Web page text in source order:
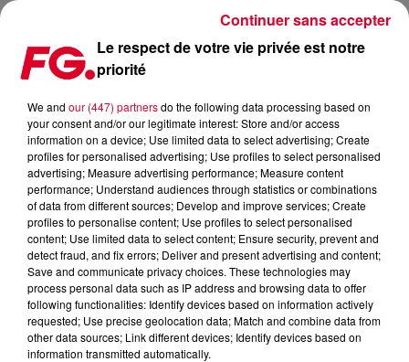
ENFANT SAUVAGE INVITÉ DE L'HAPPY HOUR FG CE SOIR !
Publié : 18 novembre 2021 à 11h47 par Christophe
HUBERT
Le respect de votre vie privée est notre
priorité
We and our (447) partnersdo the following data processing based on
your consent and/or our legitimate interest: Store and/or access
information on a device; Use limited data to select advertising; Create
profiles for personalised advertising; Use profiles to select personalised
advertising; Measure advertising performance; Measure content
performance; Understand audiences through statistics or combinations
of data from different sources; Develop and improve services; Create
profiles to personalise content; Use profiles to select personalised
content; Use limited data to select content; Ensure security, prevent and
detect fraud, and fix errors; Deliver and present advertising and content;
Save and communicate privacy choices. These technologies may
process personal data such as IP address and browsing data to offer
following functionalities: Identify devices based on information actively
requested; Use precise geolocation data; Match and combine data from
other data sources; Link different devices; Identify devices based on
information transmitted automatically.
Continuer sans accepter